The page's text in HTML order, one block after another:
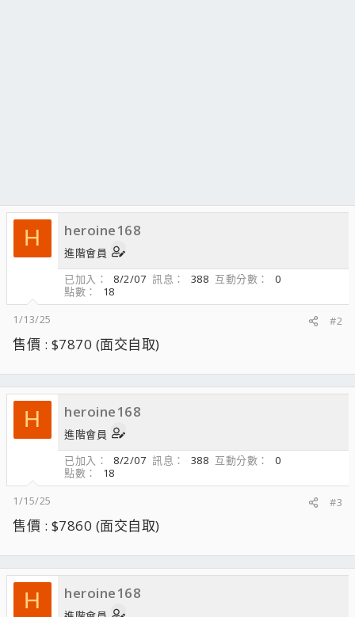
H heroine168
進階會員
已加入
8/2/07 訊息 388 互動分數
0
點數
18
1/13/25
#2
售價 : $7870 (面交自取)
H heroine168
進階會員
已加入
8/2/07 訊息 388 互動分數
0
點數
18
1/15/25
#3
售價 : $7860 (面交自取)
H heroine168